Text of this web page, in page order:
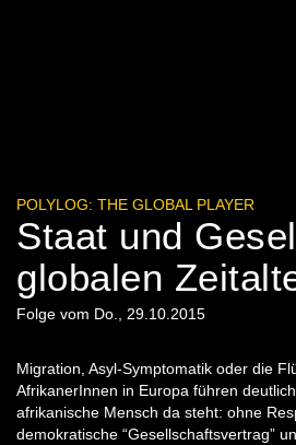
POLYLOG: THE GLOBAL PLAYER
Staat und
globalen
Folge vom Do., 29.10.2015
Migration, Asyl-Symptomatik oder die
AfrikanerInnen in Europa führen
afrikanische Mensch da steht: ohne
demokratische “Gesellschaftsvertrag”